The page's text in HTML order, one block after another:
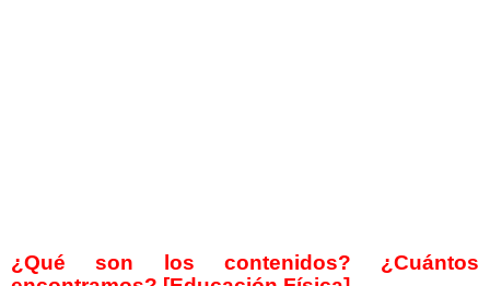
¿Qué son los contenidos? ¿Cuántos